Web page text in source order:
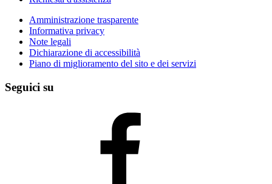
Amministrazione trasparente
Informativa privacy
Note legali
Dichiarazione di accessibilità
Piano di miglioramento del sito e dei servizi
Seguici su